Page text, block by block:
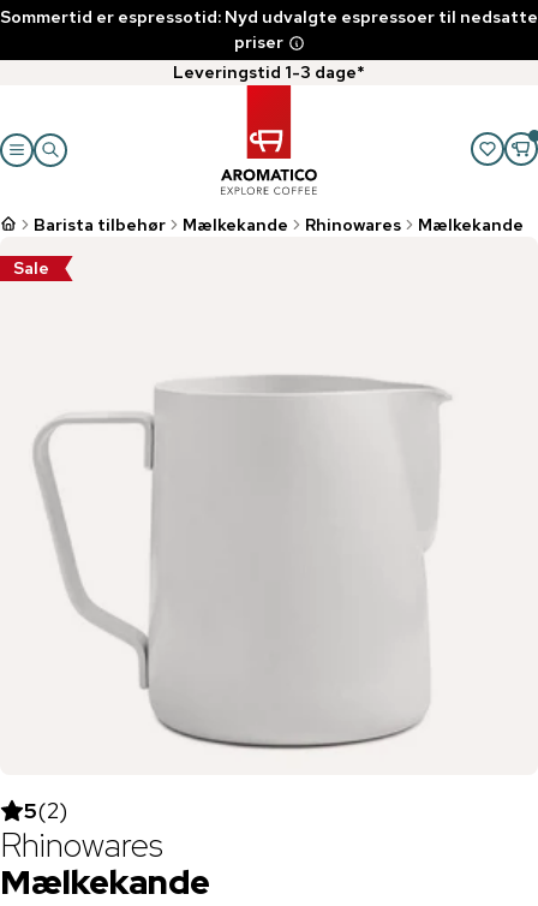
Sommertid er espressotid: Nyd udvalgte espressoer til nedsatte
priser
Leveringstid 1-3 dage*
Barista tilbehør Mælkekande Rhinowares
Mælkekande
Sale
5(2)
Rhinowares
Mælkekande